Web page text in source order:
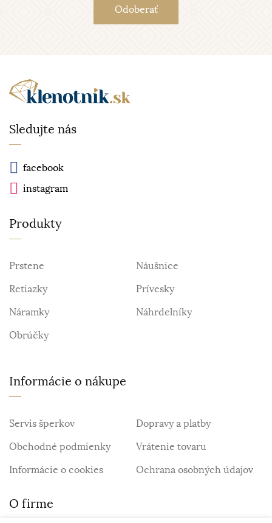
Sledujte nás
facebook
instagram
Produkty
Prstene
Náušnice
Retiazky
Prívesky
Náramky
Náhrdelníky
Obrúčky
Informácie o nákupe
Servis šperkov
Dopravy a platby
Obchodné podmienky
Vrátenie tovaru
Informácie o cookies
Ochrana osobných údajov
O firme